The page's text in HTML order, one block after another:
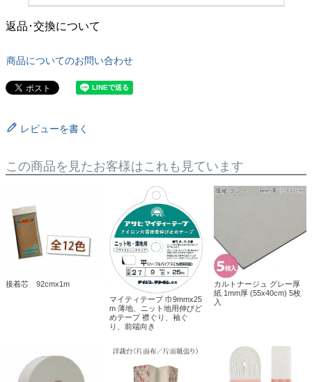
返品･交換について
商品についてのお問い合わせ
レビューを書く
この商品を見たお客様はこれも見ています
接着芯 92cmx1m
マイティテープ 巾9mmx25
m 薄地、ニット地用伸びど
めテープ 襟ぐり、袖ぐ
り、前端向き
カルトナージュ グレー厚
紙 1mm厚 (55x40cm) 5枚
入